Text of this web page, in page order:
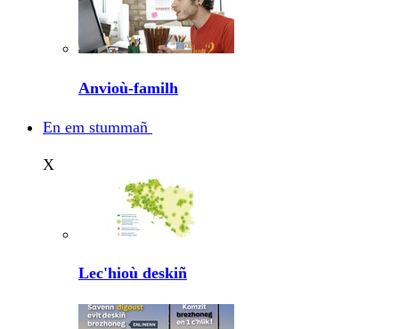
Anvioù-familh
En em stummañ
X
Lec'hioù deskiñ